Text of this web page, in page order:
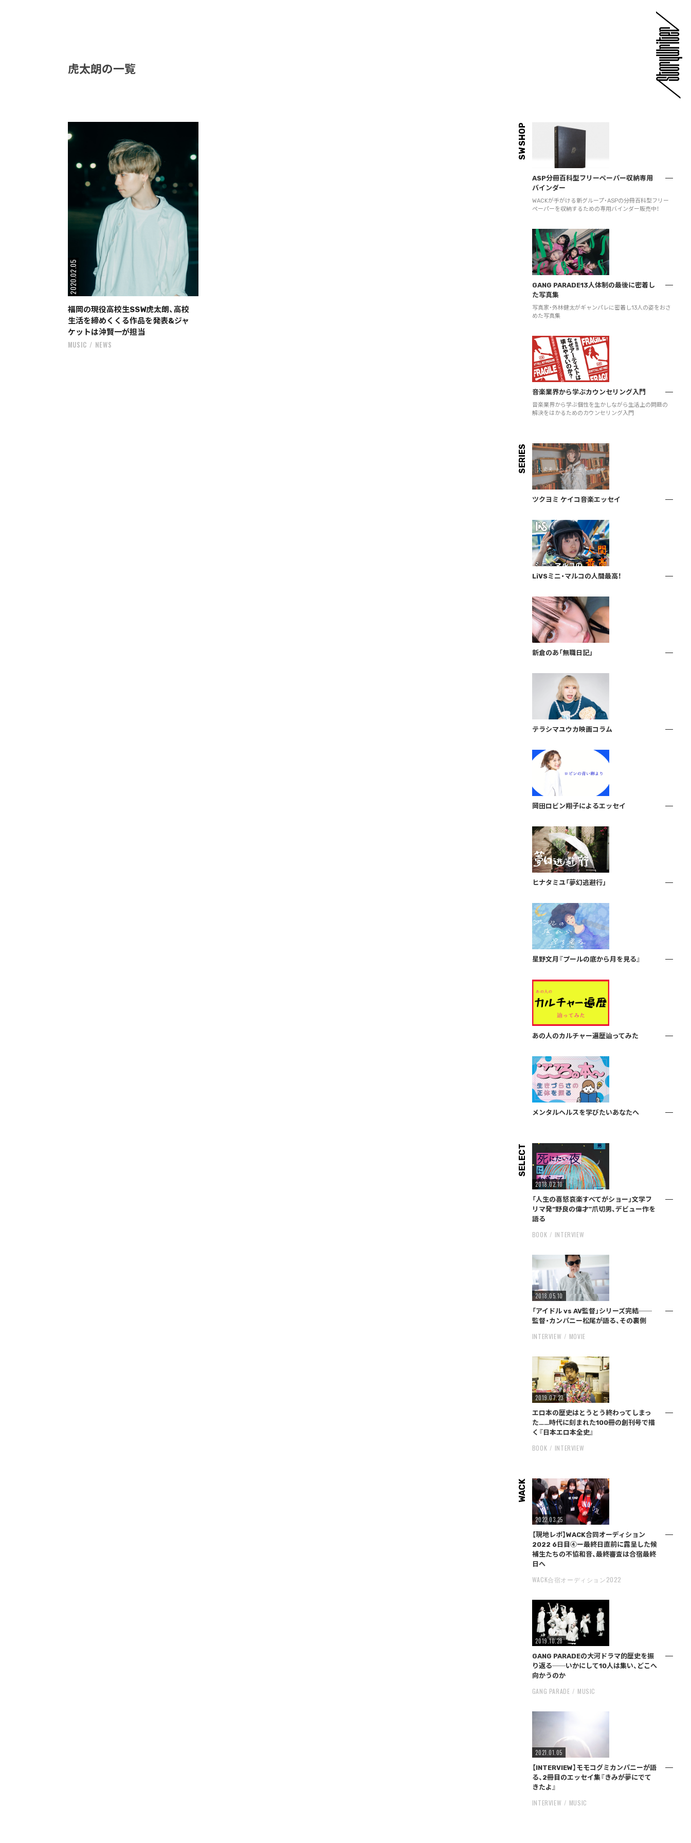
虎太朗の一覧
2020.02.05
福岡の現役高校生SSW虎太朗、高校
生活を締めくくる作品を発表&ジャ
ケットは沖賢一が担当
MUSIC NEWS
SW SHOP
ASP分冊百科型フリーペーパー収納専用
バインダー
WACKが手がける新グループ・ASPの分冊百科型フリー
ペーパーを収納するための専用バインダー販売中！
GANG PARADE13人体制の最後に密着し
た写真集
写真家・外林健太がギャンパレに密着し13人の姿をおさ
めた写真集
音楽業界から学ぶカウンセリング入門
音楽業界から学ぶ個性を生かしながら生活上の問題の
解決をはかるためのカウンセリング入門
SERIES
ツクヨミ ケイコ音楽エッセイ
LiVSミニ・マルコの人間最高！
新倉のあ「無職日記」
テラシマユウカ映画コラム
岡田ロビン翔子によるエッセイ
ヒナタミユ「夢幻逃避行」
星野文月『プールの底から月を見る』
あの人のカルチャー遍歴辿ってみた
メンタルヘルスを学びたいあなたへ
SELECT
2018.02.10
「人生の喜怒哀楽すべてがショー」文学フ
リマ発“野良の偉才”爪切男、デビュー作を
語る
BOOK INTERVIEW
2018.05.10
「アイドル vs AV監督」シリーズ完結──
監督・カンパニー松尾が語る、その裏側
INTERVIEW MOVIE
2019.07.23
エロ本の歴史はとうとう終わってしまっ
た……時代に刻まれた100冊の創刊号で描
く『日本エロ本全史』
BOOK INTERVIEW
WACK
2022.03.25
【現地レポ】WACK合同オーディション
2022 6日目④ー最終日直前に露呈した候
補生たちの不協和音、最終審査は合宿最終
日へ
WACK合宿オーディション2022
2019.10.28
GANG PARADEの大河ドラマ的歴史を振
り返る──いかにして10人は集い、どこへ
向かうのか
GANG PARADE MUSIC
2021.01.05
【INTERVIEW】モモコグミカンパニーが語
る、2冊目のエッセイ集『きみが夢にでて
きたよ』
INTERVIEW MUSIC